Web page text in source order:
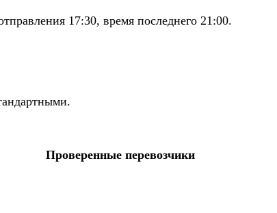
17:30, время последнего 21:00.
Проверенные перевозчики